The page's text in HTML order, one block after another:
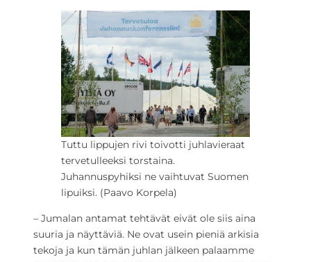
Tuttu lippujen rivi toivotti juhlavieraat
tervetulleeksi torstaina.
Juhannuspyhiksi ne vaihtuvat Suomen
lipuiksi. (Paavo Korpela)
– Jumalan antamat tehtävät eivät ole siis aina
suuria ja näyttäviä. Ne ovat usein pieniä arkisia
tekoja ja kun tämän juhlan jälkeen palaamme